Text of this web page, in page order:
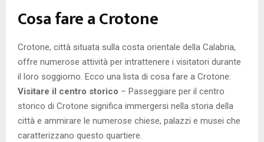
Cosa fare a Crotone
Crotone, città situata sulla costa orientale della Calabria,
offre numerose attività per intrattenere i visitatori durante
il loro soggiorno. Ecco una lista di cosa fare a Crotone:
Visitare il centro storico – Passeggiare per il centro
storico di Crotone significa immergersi nella storia della
città e ammirare le numerose chiese, palazzi e musei che
caratterizzano questo quartiere.